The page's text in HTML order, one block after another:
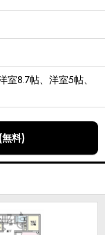
室8.7帖、洋室5帖、
(無料)